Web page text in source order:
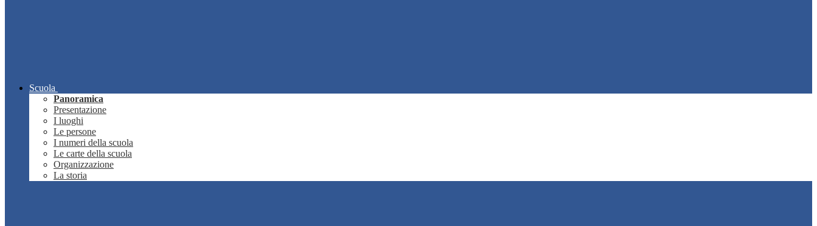
Scuola
Panoramica
Presentazione
I luoghi
Le persone
I numeri della scuola
Le carte della scuola
Organizzazione
La storia